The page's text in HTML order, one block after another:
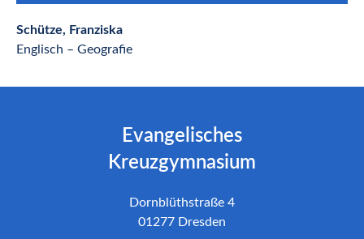
Schütze, Franziska
Englisch – Geografie
Evangelisches
Kreuzgymnasium
Dornblüthstraße 4
01277 Dresden